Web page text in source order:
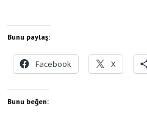
Bunu paylaş:
Facebook X
Bunu beğen: